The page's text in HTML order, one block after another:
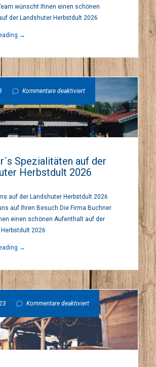
der
Herbstdult
2026
wünscht Ihnen einen schönen
der Landshuter Herbstdult 2026
→
Kommentare deaktiviertfür
Buchner
Spezialitäten
auf
Herbstdult
Spezialitäten auf der
Herbstdult 2026
auf der Landshuter Herbstdult 2026
auf Ihren Besuch Die Firma Buchner
einen schönen Aufenthalt auf der
2026
→
Kommentare deaktiviertfür
Stadl-